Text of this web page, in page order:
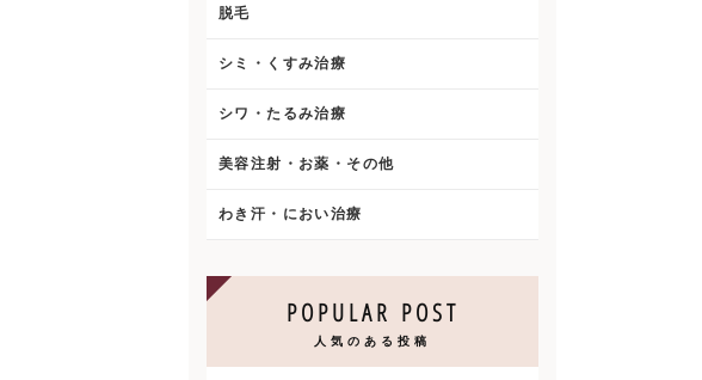
脱毛
シミ・くすみ治療
シワ・たるみ治療
美容注射・お薬・その他
わき汗・におい治療
POPULAR POST
人気のある投稿